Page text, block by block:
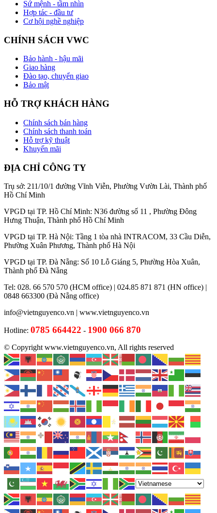
Sứ mệnh - tầm nhìn
Hợp tác - đầu tư
Cơ hội nghề nghiệp
CHÍNH SÁCH VWC
Bảo hành - hậu mãi
Giao hàng
Đào tạo, chuyển giao
Bảo mật
HỖ TRỢ KHÁCH HÀNG
Chính sách bán hàng
Chính sách thanh toán
Hỗ trợ kỹ thuật
Khuyến mãi
ĐỊA CHỈ CÔNG TY
Trụ sở: 211/10/1 đường Vĩnh Viễn, Phường Vườn Lài, Thành phố
Hồ Chí Minh
VPGD tại TP. Hồ Chí Minh: N36 đường số 11 , Phường Đông
Hưng Thuận, Thành phố Hồ Chí Minh
VPGD tại TP. Hà Nội: Tầng 1 tòa nhà INTRACOM, 33 Cầu Diễn,
Phường Xuân Phương, Thành phố Hà Nội
VPGD tại TP. Đà Nẵng: Số 10 Lỗ Giáng 5, Phường Hòa Xuân,
Thành phố Đà Nẵng
Tel: 028. 66 570 570 (HCM office) | 024.85 871 871 (HN office) |
0848 663300 (Đà Nẵng office)
info@vietnguyenco.vn | www.vietnguyenco.vn
Hotline: 0785 664422 - 1900 066 870
© Copyright www.vietnguyenco.vn, All rights reserved